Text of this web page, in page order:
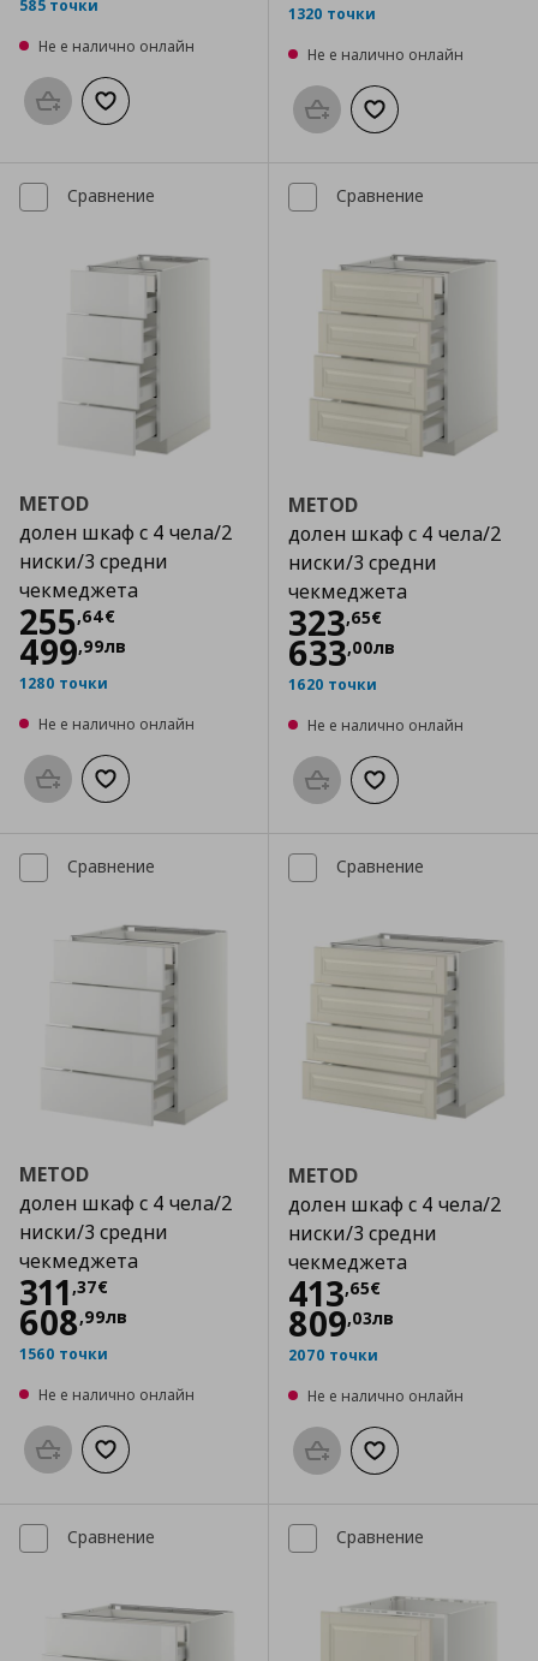
585 точки
Не е налично онлайн
Προσθήκη στο καλάθι
Добави към списъка с любими
1320 точки
Не е налично онлайн
Προσθήκη στο καλάθι
Добави към
Сравнение
METOD
долен шкаф с 4 чела/2
ниски/3 средни
чекмеджета
255,64€
Цена
499,99лв
1280 точки
Не е налично онлайн
Προσθήκη στο καλάθι
Добави към списъка с любими
Сравнение
METOD
долен шкаф с 4 чела/2
ниски/3 средни
чекмеджета
323,65€
Цена
633,00лв
1620 точки
Не е налично онлайн
Προσθήκη στο καλάθι
Добави към
Сравнение
METOD
долен шкаф с 4 чела/2
ниски/3 средни
чекмеджета
311 ,37€
Цена
608,99лв
1560 точки
Не е налично онлайн
Προσθήκη στο καλάθι
Добави към списъка с любими
Сравнение
METOD
долен шкаф с 4 чела/2
ниски/3 средни
чекмеджета
413,65€
Цена
809,03лв
2070 точки
Не е налично онлайн
Προσθήκη στο καλάθι
Добави към
Сравнение Сравнение